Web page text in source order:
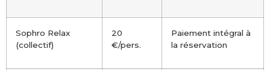
Sophro Relax
(collectif)
20
€/pers.
Paiement intégral à
la réservation